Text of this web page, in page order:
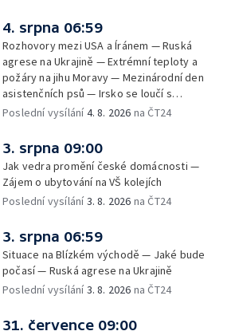
4. srpna 06:59
Rozhovory mezi USA a Íránem — Ruská
agrese na Ukrajině — Extrémní teploty a
požáry na jihu Moravy — Mezinárodní den
asistenčních psů — Irsko se loučí s
hudebníkem Glenem Hansardem
Poslední vysílání4. 8. 2026 na ČT24
3. srpna 09:00
Jak vedra promění české domácnosti —
Zájem o ubytování na VŠ kolejích
Poslední vysílání3. 8. 2026 na ČT24
3. srpna 06:59
Situace na Blízkém východě — Jaké bude
počasí — Ruská agrese na Ukrajině
Poslední vysílání3. 8. 2026 na ČT24
31. července 09:00